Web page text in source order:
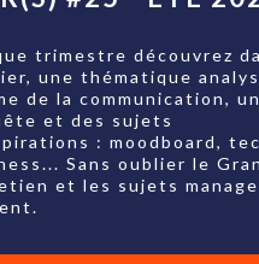
trimestre découvrez
une thématique
de la communication,
et des sujets
: moodboard,
Sans oublier le
et les sujets